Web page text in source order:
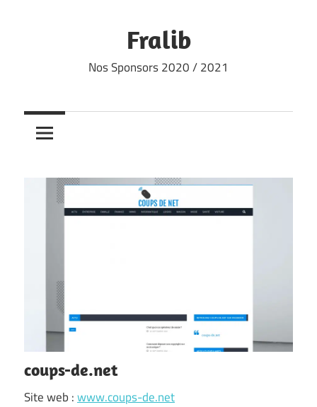
Fralib
Nos Sponsors 2020 / 2021
coups-de.net
Site web :www.coups-de.net